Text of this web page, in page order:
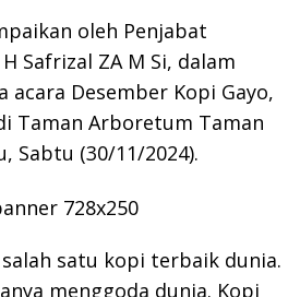
oleh Penjabat
Safrizal ZA M Si, dalam
acara Desember Kopi Gayo,
Taman Arboretum Taman
Sabtu (30/11/2024).
salah satu kopi terbaik dunia.
menggoda dunia. Kopi